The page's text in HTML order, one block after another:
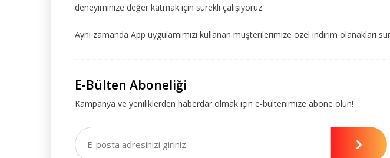
deneyiminize değer katmak için sürekli çalışıyoruz.
Aynı zamanda App uygulamımızı kullanan müşterilerimize özel indirim olanakları
E-Bülten Aboneliği
Kampanya ve yeniliklerden haberdar olmak için e-bültenimize abone olun!